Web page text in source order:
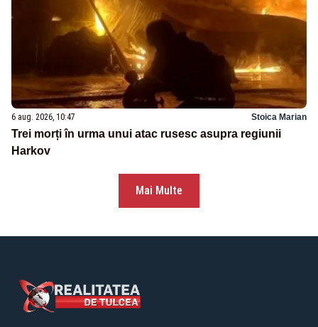
6 aug. 2026, 10:47 Stoica Marian
Trei morți în urma unui atac rusesc asupra regiunii
Harkov
Mai Multe